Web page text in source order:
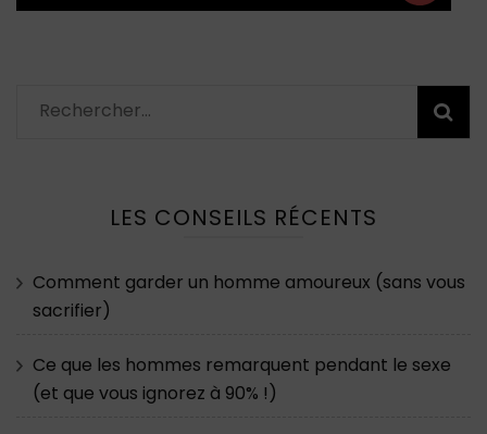
Rechercher :
LES CONSEILS RÉCENTS
Comment garder un homme amoureux (sans vous
sacrifier)
Ce que les hommes remarquent pendant le sexe
(et que vous ignorez à 90% !)